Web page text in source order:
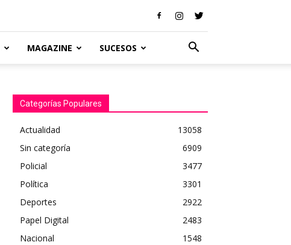
MAGAZINE SUCESOS
Categorías Populares
Actualidad
13058
Sin categoría
6909
Policial
3477
Política
3301
Deportes
2922
Papel Digital
2483
Nacional
1548